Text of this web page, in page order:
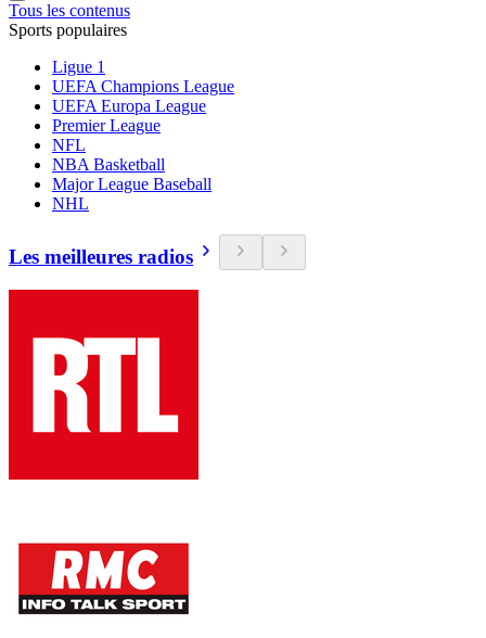
Tous les contenus
Sports populaires
Ligue 1
UEFA Champions League
UEFA Europa League
Premier League
NFL
NBA Basketball
Major League Baseball
NHL
Les meilleures radios